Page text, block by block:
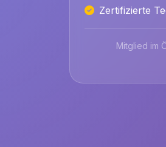
Zertifizierte
Mitglied im